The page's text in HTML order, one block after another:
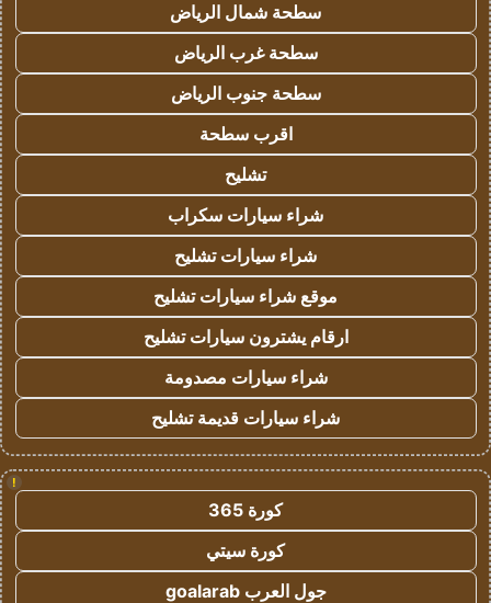
سطحة شمال الرياض
سطحة غرب الرياض
سطحة جنوب الرياض
اقرب سطحة
تشليح
شراء سيارات سكراب
شراء سيارات تشليح
موقع شراء سيارات تشليح
ارقام يشترون سيارات تشليح
شراء سيارات مصدومة
شراء سيارات قديمة تشليح
!
كورة 365
كورة سيتي
جول العرب goalarab